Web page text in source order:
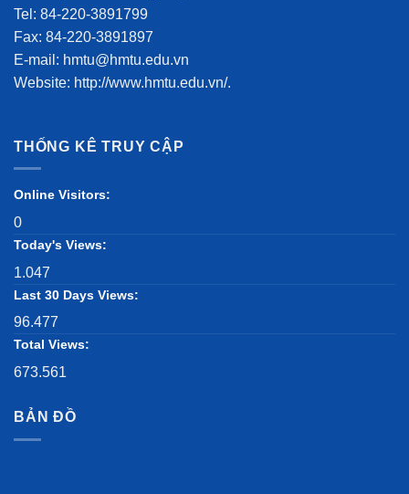
Tel: 84-220-3891799
Fax: 84-220-3891897
E-mail: hmtu@hmtu.edu.vn
Website: http://www.hmtu.edu.vn/.
THỐNG KÊ TRUY CẬP
Online Visitors:
0
Today's Views:
1.047
Last 30 Days Views:
96.477
Total Views:
673.561
BẢN ĐỒ